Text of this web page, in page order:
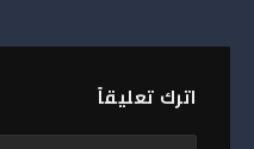
اترك تعليقاً